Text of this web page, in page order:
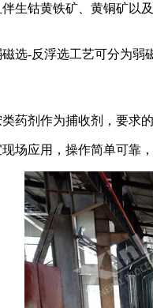
生钴黄铁矿、黄铜矿
选-反浮选工艺可分为
药剂作为捕收剂，要求
场应用，操作简单可靠